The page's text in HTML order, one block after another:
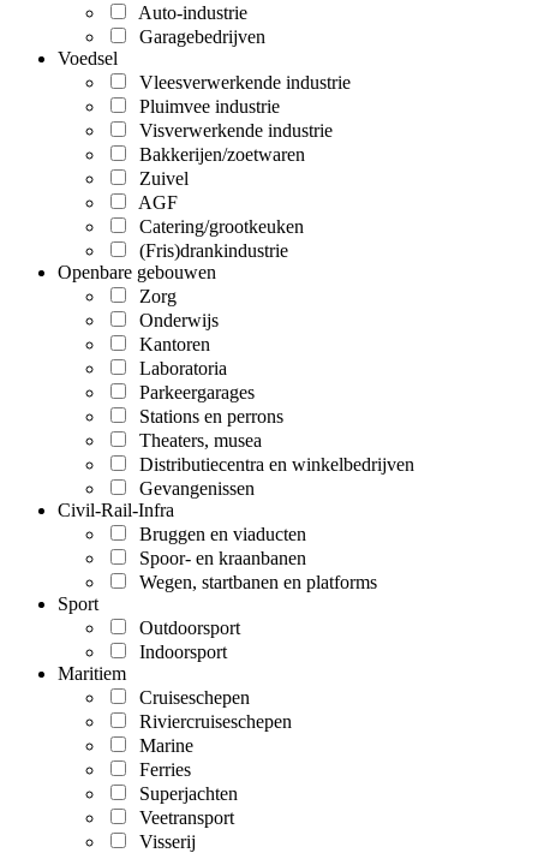
Auto-industrie
Garagebedrijven
Voedsel
Vleesverwerkende industrie
Pluimvee industrie
Visverwerkende industrie
Bakkerijen/zoetwaren
Zuivel
AGF
Catering/grootkeuken
(Fris)drankindustrie
Openbare gebouwen
Zorg
Onderwijs
Kantoren
Laboratoria
Parkeergarages
Stations en perrons
Theaters, musea
Distributiecentra en winkelbedrijven
Gevangenissen
Civil-Rail-Infra
Bruggen en viaducten
Spoor- en kraanbanen
Wegen, startbanen en platforms
Sport
Outdoorsport
Indoorsport
Maritiem
Cruiseschepen
Riviercruiseschepen
Marine
Ferries
Superjachten
Veetransport
Visserij